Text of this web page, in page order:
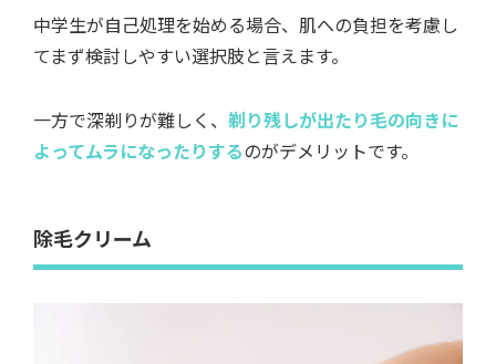
中学生が自己処理を始める場合、肌への負担を考慮し
てまず検討しやすい選択肢と言えます。
一方で深剃りが難しく、 剃り残しが出たり毛の向きに
よってムラになったりするのがデメリットです。
除毛クリーム